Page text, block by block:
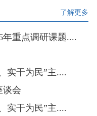
了解更多
年重点调研课题....
实干为民”主....
谈会
实干为民”主....